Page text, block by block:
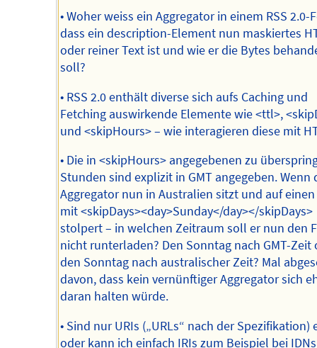
• Woher weiss ein Aggregator in einem RSS 2.0-
dass ein description-Element nun maskiertes
oder reiner Text ist und wie er die Bytes
soll?
• RSS 2.0 enthält diverse sich aufs Caching und
Fetching auswirkende Elemente wie <ttl>,
und <skipHours> – wie interagieren diese mit
• Die in <skipHours> angegebenen zu
Stunden sind explizit in GMT angegeben. Wenn
Aggregator nun in Australien sitzt und auf einen
mit <skipDays><day>Sunday</day></skipDays>
stolpert – in welchen Zeitraum soll er nun den
nicht runterladen? Den Sonntag nach GMT-Zeit
den Sonntag nach australischer Zeit? Mal
davon, dass kein vernünftiger Aggregator sich
daran halten würde.
• Sind nur URIs („URLs“ nach der Spezifikation)
oder kann ich einfach IRIs zum Beispiel bei